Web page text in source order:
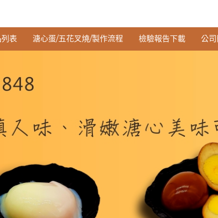
表 溏心蛋/五花叉燒/製作流程 檢驗報告下載 公